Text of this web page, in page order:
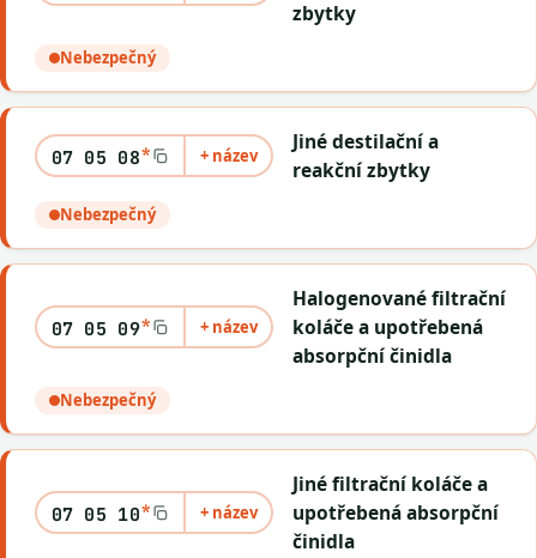
zbytky
Nebezpečný
07 05 08* + název
Jiné destilační a
reakční zbytky
Nebezpečný
07 05 09* + název
Halogenované filtrační
koláče a upotřebená
absorpční činidla
Nebezpečný
07 05 10* + název
Jiné filtrační koláče a
upotřebená absorpční
činidla